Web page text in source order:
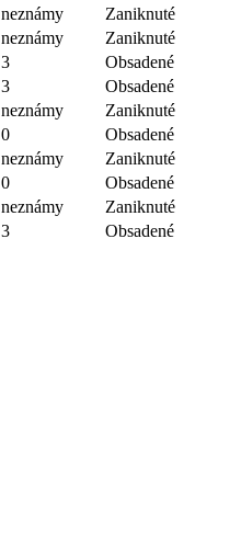
neznámy
Zaniknuté
neznámy
Zaniknuté
3
Obsadené
3
Obsadené
neznámy
Zaniknuté
0
Obsadené
neznámy
Zaniknuté
0
Obsadené
neznámy
Zaniknuté
3
Obsadené